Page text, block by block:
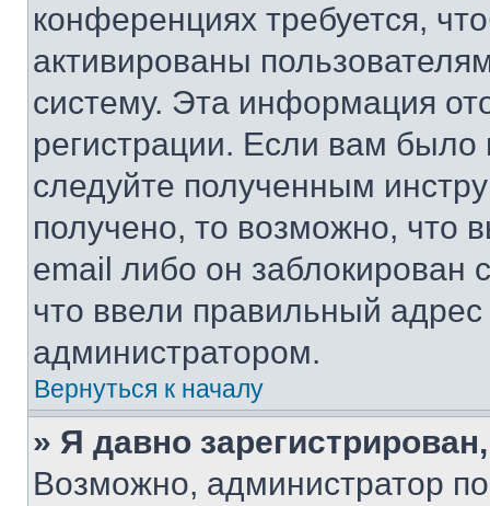
конференциях требуется,
активированы
систему. Эта информация
регистрации. Если вам
следуйте полученным
получено, то возможно, что
email либо он
что ввели правильный адрес
администратором.
Вернуться к началу
» Я давно
Возможно, администратор